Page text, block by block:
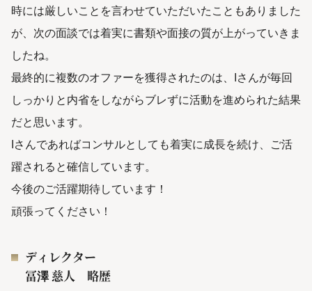
時には厳しいことを言わせていただいたこともありました
が、次の面談では着実に書類や面接の質が上がっていきま
したね。
最終的に複数のオファーを獲得されたのは、Iさんが毎回
しっかりと内省をしながらブレずに活動を進められた結果
だと思います。
Iさんであればコンサルとしても着実に成長を続け、ご活
躍されると確信しています。
今後のご活躍期待しています！
頑張ってください！
ディレクター
冨澤 慈人 略歴